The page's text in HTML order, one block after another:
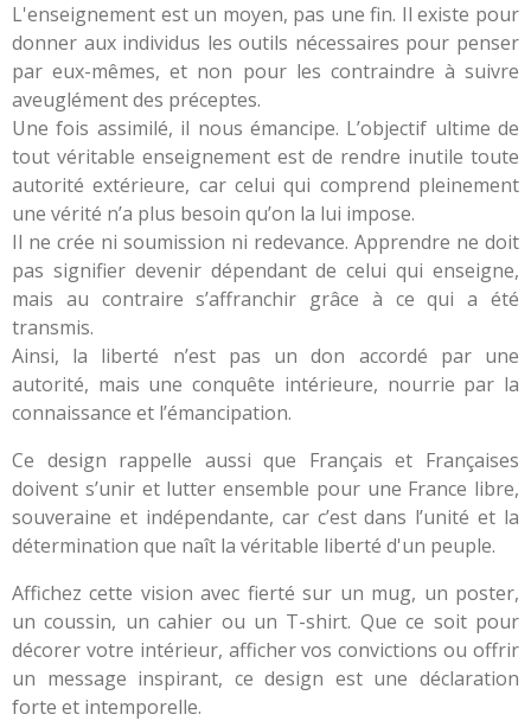
L'enseignement est un moyen, pas une fin. Il existe pour
donner aux individus les outils nécessaires pour penser
par eux-mêmes, et non pour les contraindre à suivre
aveuglément des préceptes.
Une fois assimilé, il nous émancipe. L’objectif ultime de
tout véritable enseignement est de rendre inutile toute
autorité extérieure, car celui qui comprend pleinement
une vérité n’a plus besoin qu’on la lui impose.
Il ne crée ni soumission ni redevance. Apprendre ne doit
pas signifier devenir dépendant de celui qui enseigne,
mais au contraire s’affranchir grâce à ce qui a été
transmis.
Ainsi, la liberté n’est pas un don accordé par une
autorité, mais une conquête intérieure, nourrie par la
connaissance et l’émancipation.
Ce design rappelle aussi que Français et Françaises
doivent s’unir et lutter ensemble pour une France libre,
souveraine et indépendante, car c’est dans l’unité et la
détermination que naît la véritable liberté d'un peuple.
Affichez cette vision avec fierté sur un mug, un poster,
un coussin, un cahier ou un T-shirt. Que ce soit pour
décorer votre intérieur, afficher vos convictions ou offrir
un message inspirant, ce design est une déclaration
forte et intemporelle.